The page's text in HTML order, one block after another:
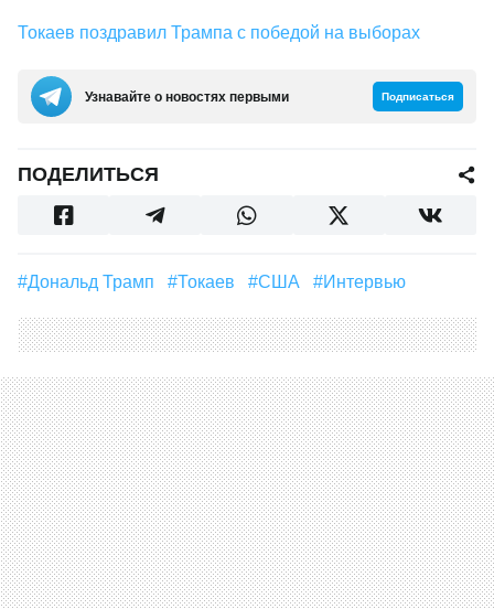
Токаев поздравил Трампа с победой на выборах
Узнавайте о новостях первыми Подписаться
ПОДЕЛИТЬСЯ
#Дональд Трамп #Токаев #США #интервью